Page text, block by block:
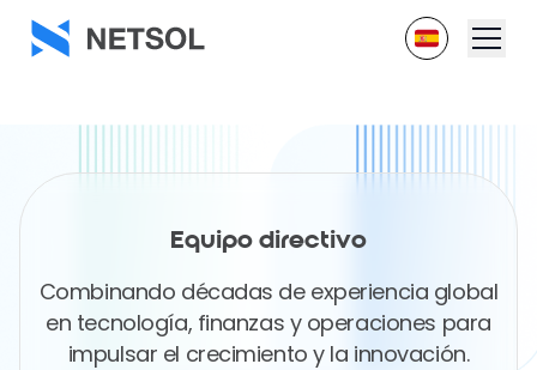
Equipo directivo
Combinando décadas de experiencia global
en tecnología, finanzas y operaciones para
impulsar el crecimiento y la innovación.